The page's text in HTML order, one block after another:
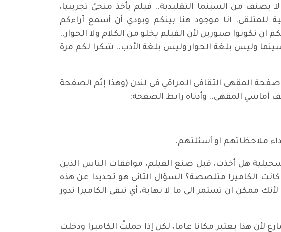
يصنف من السينما التقليدية.. فيلم يأخذ منحىً تجريبيا،
للمتلقي. انا موجود هنا بينكم وبودي أن أسمع آراءكم
ان تكونوا صبورين لأن الفيلم يخلو من الكلام ولا الحوار..
وليس بلغة الحوار وليس بلغة الأدب.. شكرا لكم مرة
المقهى الثقافي العراقي في لندن (وهذا إثم الصفحة
آماسي المقهى.. وأدناه رابط الصفحة:
ملاحظاتهم او أسئلتهم.
هل أخذت، قبل صنع الفيلم، موافقات الناس الذين
الكاميرا متلصصة؟ السؤال الثاني هو تحديدا عن هذه
ممكن ان تستمر الى ما لا نهاية، أي تبقى الكاميرا تدور
هذا يعتبر مكانا عاما، لكن إذا حملتُ الكاميرا ودخلت